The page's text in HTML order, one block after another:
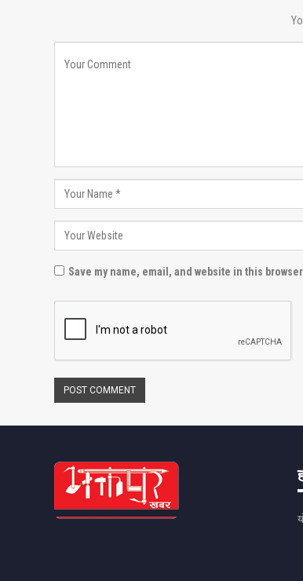
Save my name, email, and website in this